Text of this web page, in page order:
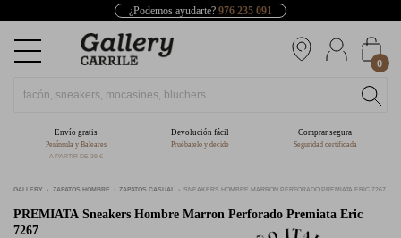
¿Podemos ayudarte? 976 235 091
0
Envío gratis
Península y Baleares
A PARTIR DE 39 €
Devolución fácil
Pruébatelo y decide
Comprar segura
Seguridad certificada
GALLERY ZAPATOS HOMBRE ZAPATOS CASUAL SNEAKERS HOMBRE MARRON PERFORADO PREMIATA ERIC 7267
PREMIATA Sneakers Hombre Marron Perforado Premiata Eric
7267